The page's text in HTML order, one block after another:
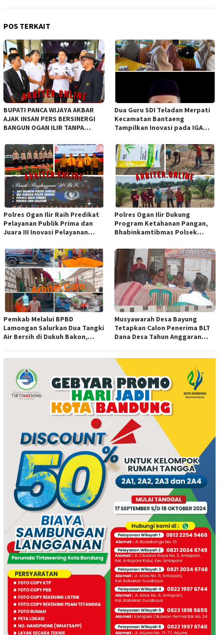
POS TERKAIT
BUPATI PANCA WIJAYA AKBAR
AJAK INSAN PERS BERSINERGI
BANGUN OGAN ILIR TANPA
Dua Guru SDI Teladan Merpati
Kecamatan Bantaeng
Tampilkan Inovasi pada IGA
Sulawesi
Polres Ogan Ilir Raih Predikat
Pelayanan Publik Prima dan
Juara III Inovasi Pelayanan
Polres Ogan Ilir Dukung
Program Ketahanan Pangan,
Bhabinkamtibmas Polsek
Jagung Pipil di Desa Sungai
Rambutan
Pemkab Melalui BPBD
Lamongan Salurkan Dua Tangki
Air Bersih di Dukuh Bakon,
Musyawarah Desa Bayung
Tetapkan Calon Penerima BLT
Dana Desa Tahun Anggaran